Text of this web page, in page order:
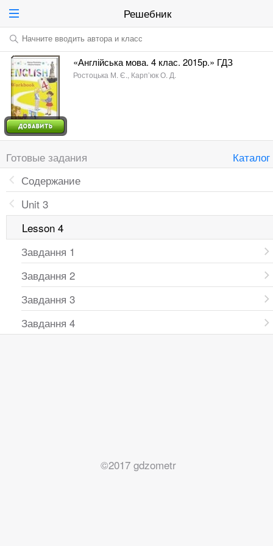
Решебник
Начните вводить автора и класс
«Англійська мова. 4 клас. 2015р.» ГДЗ
Ростоцька М. Є., Карп’юк О. Д.
Готовые задания
Каталог
Содержание
Unit 3
Lesson 4
Завдання 1
Завдання 2
Завдання 3
Завдання 4
©2017 gdzometr